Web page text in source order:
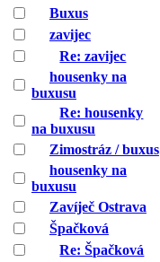
Buxus
zavijec
Re: zavijec
housenky na
buxusu
Re: housenky
na buxusu
Zimostráz / buxus
housenky na
buxusu
Zavíječ Ostrava
Špačková
Re: Špačková